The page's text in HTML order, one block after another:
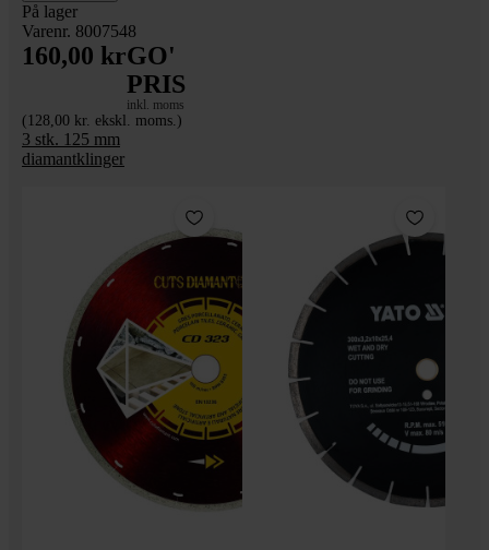
På lager
Varenr. 8007548
160,00 krGO'
PRIS
inkl. moms
(128,00 kr. ekskl. moms.)
3 stk. 125 mm
diamantklinger